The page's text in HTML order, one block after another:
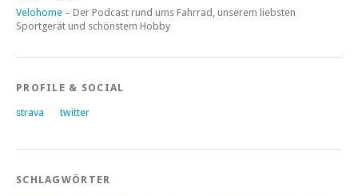
Velohome – Der Podcast rund ums Fahrrad, unserem liebsten
Sportgerät und schönstem Hobby
PROFILE & SOCIAL
strava twitter
SCHLAGWÖRTER